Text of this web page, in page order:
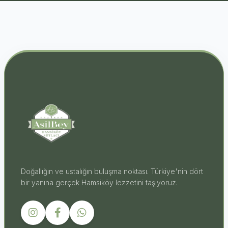
Doğallığın ve ustalığın buluşma noktası. Türkiye'nin dört
bir yanına gerçek Hamsiköy lezzetini taşıyoruz.